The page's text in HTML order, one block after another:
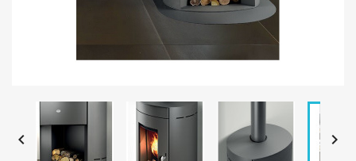
 